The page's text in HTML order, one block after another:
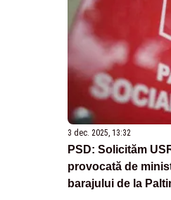
3 dec. 2025, 13:32
PSD: Solicităm
provocată de
barajului de la